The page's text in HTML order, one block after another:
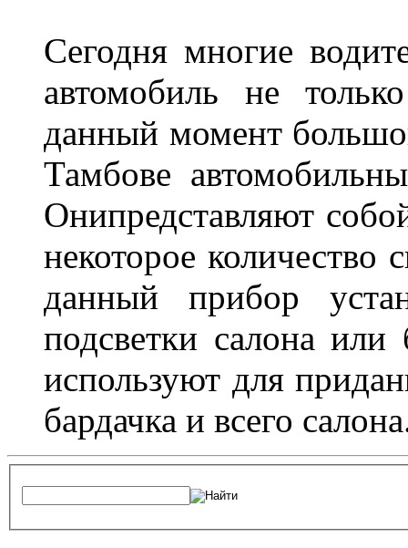
Сегодня многие
автомобиль не
данный момент
Тамбове
Онипредставляют
некоторое количество
данный прибор
подсветки салона
используют для
бардачка и всего